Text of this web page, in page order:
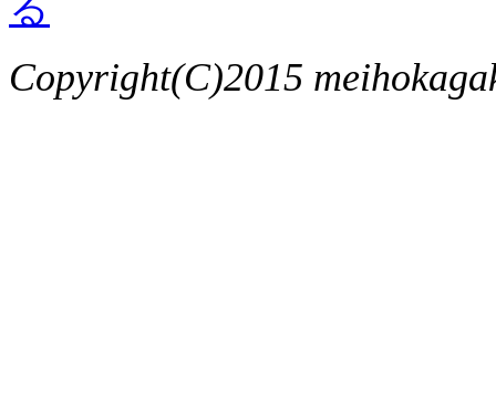
Copyright(C)2015